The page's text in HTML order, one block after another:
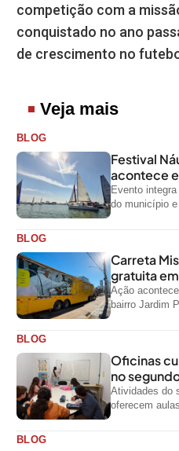
competição com a
conquistado no ano
de crescimento no
Veja mais
BLOG
Festival
acontece
Evento
do município
BLOG
Carreta
gratuita
Ação
bairro Jardim
BLOG
Oficinas
no
Atividades do
oferecem
BLOG